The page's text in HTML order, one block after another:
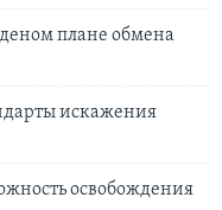
плане обмена
искажения
освобождения